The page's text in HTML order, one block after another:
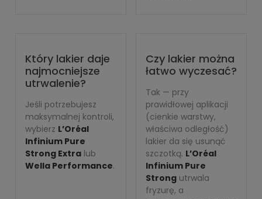
Który lakier daje
najmocniejsze
utrwalenie?
Jeśli potrzebujesz
maksymalnej kontroli,
wybierz L’Oréal
Infinium Pure
Strong Extra lub
Wella Performance.
Czy lakier można
łatwo wyczesać?
Tak — przy
prawidłowej aplikacji
(cienkie warstwy,
właściwa odległość)
lakier da się usunąć
szczotką. L’Oréal
Infinium Pure
Strong utrwala
fryzurę, a